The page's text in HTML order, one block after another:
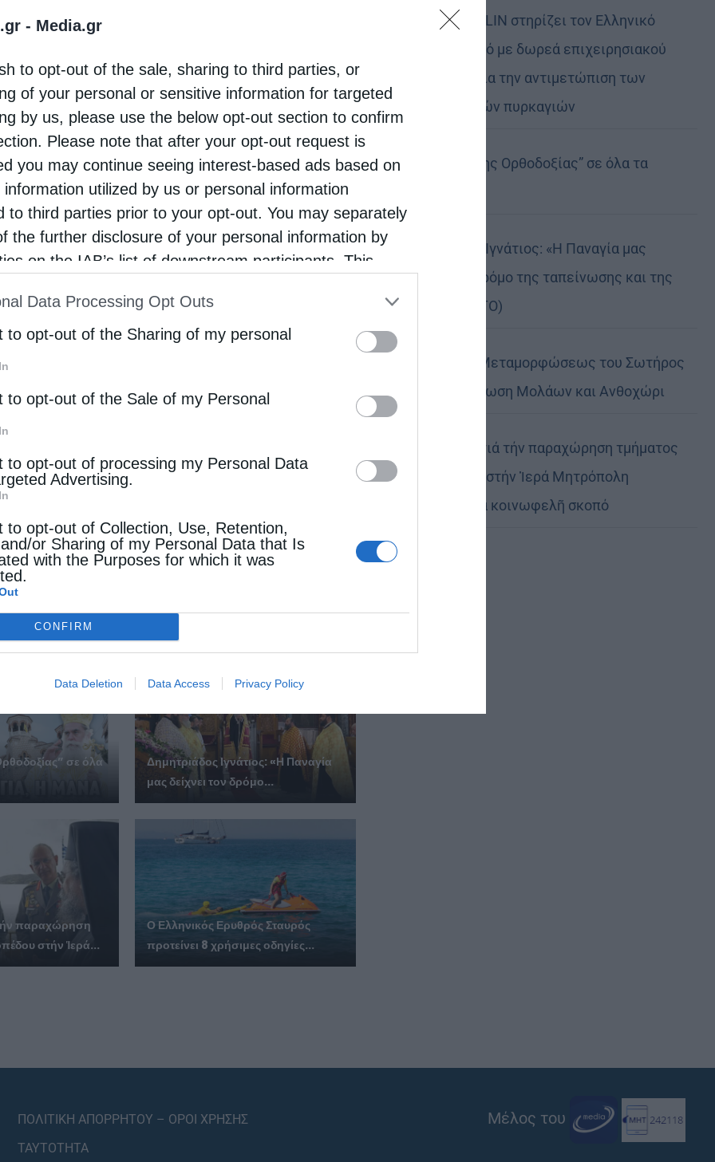
- Media.gr
to opt-out of the sale, sharing to third parties, or
of your personal or sensitive information for targeted
by us, please use the below opt-out section to confirm
Please note that after your opt-out request is
you may continue seeing interest-based ads based on
information utilized by us or personal information
to third parties prior to your opt-out. You may separately
the further disclosure of your personal information by
on the IAB’s list of downstream participants. This
of Downstream Participantsthat may further disclose it to
parties.
Data Processing Opt Outs
to opt-out of the Sharing of my personal
to opt-out of the Sale of my Personal
to opt-out of processing my Personal Data
Advertising.
to opt-out of Collection, Use, Retention,
or Sharing of my Personal Data that Is
with the Purposes for which it was
CONFIRM
Data Deletion Data Access Privacy Policy
Ειρήνης (Τρίτη 5 Μαΐου 2026)
Παιδικής Προστασίας (Ορφανοτροφείο
Μητροπολίτης μας, ενώ την
της Θείας Λειτουργίας ο
Αστυνομικών Δωδεκανήσου και τα μέλη
στην προσφώνηση του συνεχάρη
τις ευχές του Σεβασμιωτάτου.
Επόμενο άρθρο
Πειρασμικοί λογισμοί
ΕΠΙΣΗΣ
σε όλα
Δημητριάδος Ιγνάτιος: «Η Παναγία
μας δείχνει τον δρόμο...
τήν παραχώρηση
στήν Ἱερά...
Ο Ελληνικός Ερυθρός Σταυρός
προτείνει 8 χρήσιμες οδηγίες...
Η LEROY MERLIN στηρίζει τον Ελληνικό
Ερυθρό Σταυρό με δωρεά επιχειρησιακού
εξοπλισμού για την αντιμετώπιση των
καταστροφικών πυρκαγιών
Η “Κιβωτός της Ορθοδοξίας” σε όλα τα
Δημητριάδος Ιγνάτιος: «Η Παναγία μας
δείχνει τον δρόμο της ταπείνωσης και της
σιωπής» (ΦΩΤΟ)
Η εορτή της Μεταμορφώσεως του Σωτήρος
σε Μεταμόρφωση Μολάων και Ανθοχώρι
Εὐχαριστίες γιά τήν παραχώρηση τμήματος
στρατοπέδου στήν Ἱερά Μητρόπολη
Καστορίας γιά κοινωφελῆ σκοπό
ΠΟΛΙΤΙΚΗ ΑΠΟΡΡΗΤΟΥ – ΟΡΟΙ ΧΡΗΣΗΣ
ΤΑΥΤΟΤΗΤΑ
Μέλος του